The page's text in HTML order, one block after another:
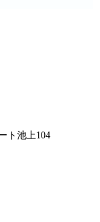
ト池上104